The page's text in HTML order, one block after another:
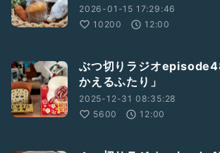
2026-01-15 17:29:46
10200
12:00
ぶつ切りラジオ
かえるふたり」
2025-12-31 08:35:28
5600
12:00